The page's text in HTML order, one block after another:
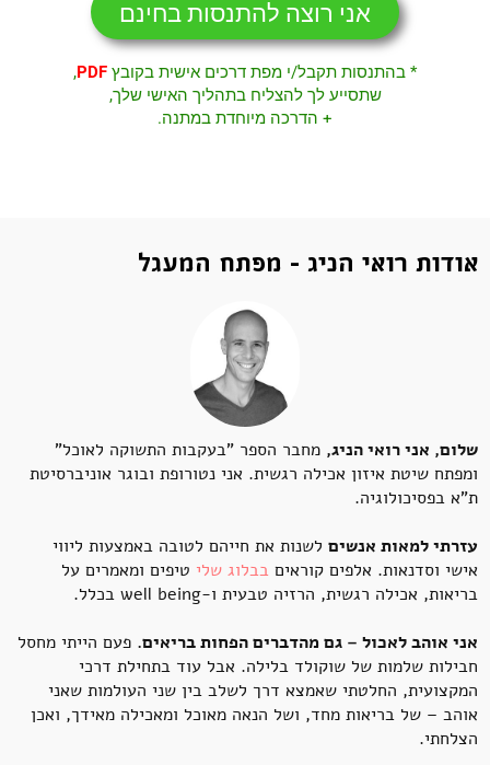
אני רוצה להתנסות בחינם
* בהתנסות תקבל/י מפת דרכים אישית בקובץ PDF
,
שתסייע לך להצליח בתהליך האישי שלך,
+ הדרכה מיוחדת במתנה.
אודות רואי הניג - מפתח המעגל
שלום, אני רואי הניג, מחבר הספר "בעקבות התשוקה לאוכל"
ומפתח שיטת איזון אכילה רגשית. אני נטורופת ובוגר אוניברסיטת
ת"א בפסיכולוגיה.
עזרתי למאות אנשים לשנות את חייהם לטובה באמצעות ליווי
אישי וסדנאות. אלפים קוראים בבלוג שלי טיפים ומאמרים על
בריאות, אכילה רגשית, הרזיה טבעית ו-well being בכלל.
אני אוהב לאכול – גם מהדברים הפחות בריאים. פעם הייתי מחסל
חבילות שלמות של שוקולד בלילה. אבל עוד בתחילת דרכי
המקצועית, החלטתי שאמצא דרך לשלב בין שני העולמות שאני
אוהב – של בריאות מחד, ושל הנאה מאוכל ומאכילה מאידך, ואכן
הצלחתי.